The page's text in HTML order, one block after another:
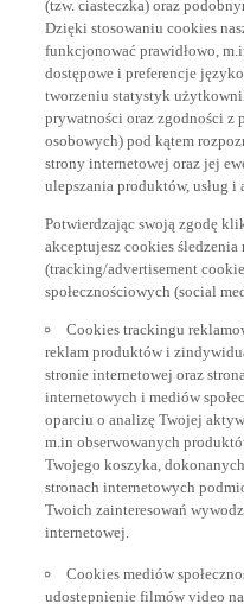
Dzięki stosowaniu cookies
funkcjonować prawidłowo,
dostępowe i preferencje
tworzeniu statystyk
prywatności oraz zgodności z
osobowych) pod kątem
strony internetowej oraz jej
ulepszania produktów, usług
Potwierdzając swoją zgodę
akceptujesz cookies śledzenia
(tracking/advertisement
społecznościowych (social
Cookies trackingu
reklam produktów i
stronie internetowej oraz
internetowych i mediów
oparciu o analizę Twojej
m.in obserwowanych
Twojego koszyka,
stronach internetowych
Twoich zainteresowań
internetowej.
Cookies mediów
udostepnienie filmów video